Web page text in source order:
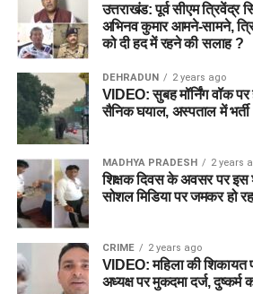
उत्तराखंड: पूर्व सीएम त्रिवेंद्र
अभिनव कुमार आमने-सामने,
को दी हद में रहने की सलाह ?
DEHRADUN 2 years ago
VIDEO: सुबह मॉर्निंग वॉक पर
सैनिक घयाल, अस्पताल में भर्ती
MADHYA PRADESH 2 years
शिक्षक दिवस के अवसर पर इस
सोशल मिडिया पर जमकर हो
CRIME 2 years ago
VIDEO: महिला की
अध्यक्ष पर मुकदमा दर्ज, दुष्कर्म